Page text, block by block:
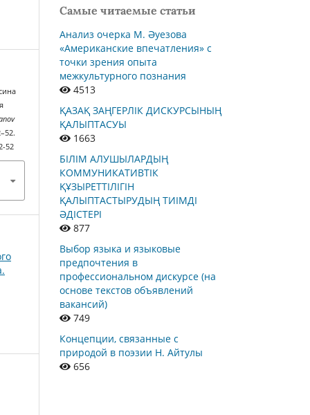
52
Самые читаемые статьи
Анализ очерка М. Әуезова
«Американские впечатления» с
точки зрения опыта
межкультурного познания
4513
ҚАЗАҚ ЗАҢГЕРЛІК ДИСКУРСЫНЫҢ
ҚАЛЫПТАСУЫ
1663
БІЛІМ АЛУШЫЛАРДЫҢ
КОММУНИКАТИВТІК
ҚҰЗЫРЕТТІЛІГІН
ҚАЛЫПТАСТЫРУДЫҢ ТИІМДІ
ӘДІСТЕРІ
877
Выбор языка и языковые
предпочтения в
профессиональном дискурсе (на
основе текстов объявлений
вакансий)
749
Концепции, связанные с
природой в поэзии Н. Айтулы
656